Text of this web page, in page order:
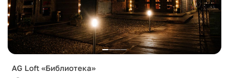
AG Loft «Библиотека»